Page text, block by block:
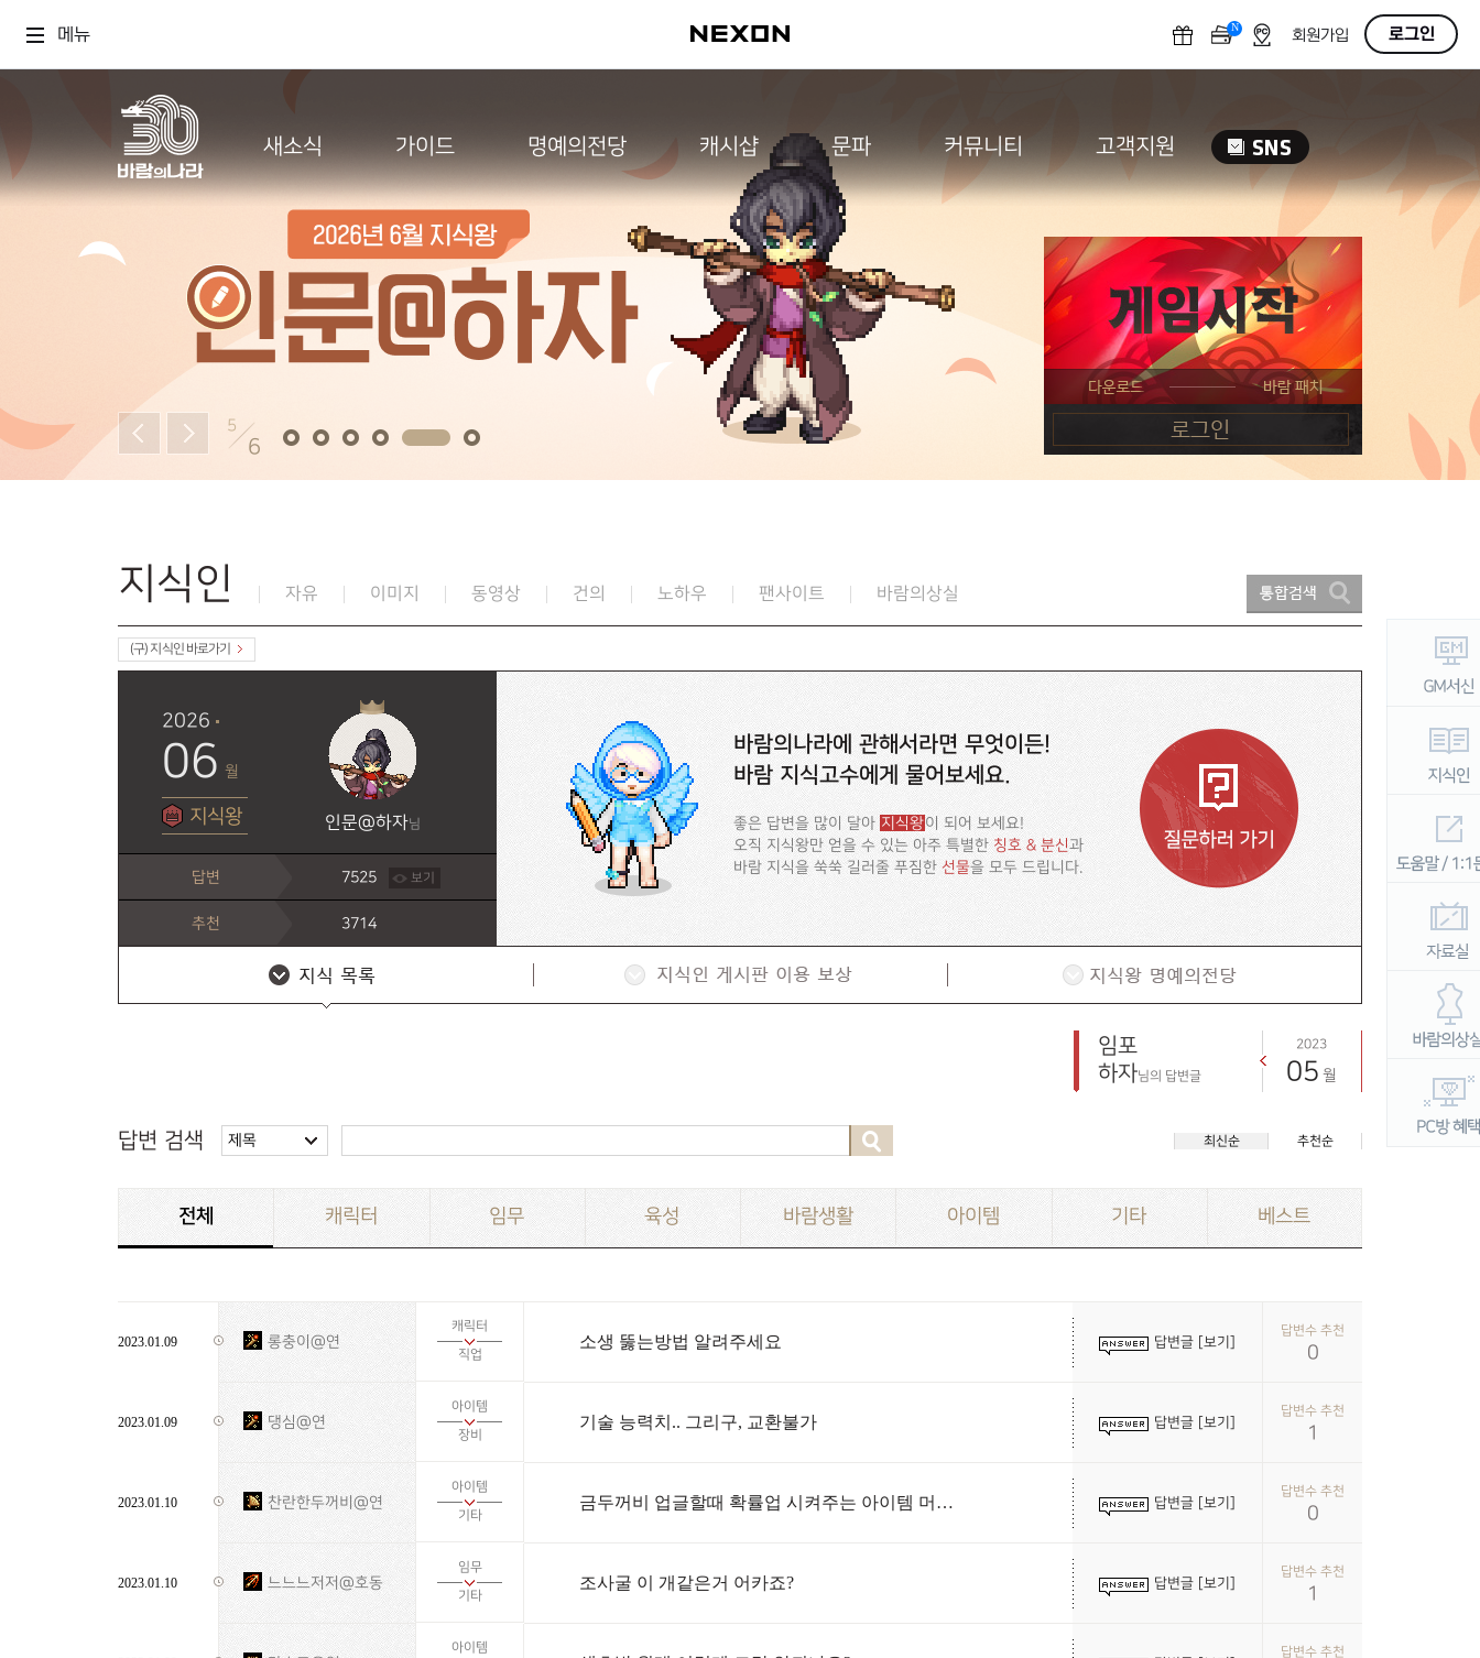
메뉴 N OFF회원가입 로그인
새소식 가이드 명예의전당 캐시샵 문파 커뮤니티 고객지원
5
6
지식인 자유 이미지 동영상 건의 노하우 팬사이트 바람의상실
(구) 지식인 바로가기
2026
06 월
지식왕 인문@하자님
답변 7525 보기
추천 3714
바람의나라에 관해서라면 무엇이든!
바람 지식고수에게 물어보세요.
좋은 답변을 많이 달아 지식왕이 되어 보세요!
오직 지식왕만 얻을 수 있는 아주 특별한칭호 & 분신과
바람 지식을 쑥쑥 길러줄 푸짐한선물을 모두 드립니다.
임포
하자님의 답변글
2023
05 월
답변 검색 제목 최신순 추천순
전체 캐릭터 임무 육성 바람생활 아이템 기타 베스트
2023.01.09 롱충이@연
캐릭터
직업
소생 뚫는방법 알려주세요 답변글 [보기]
답변수 추천
0
2023.01.09 댕심@연
아이템
장비
기술 능력치.. 그리구, 교환불가 답변글 [보기]
답변수 추천
1
2023.01.10 찬란한두꺼비@연
아이템
기타
금두꺼비 업글할때 확률업 시켜주는 아이템 머죠?? 답변글 [보기]
답변수 추천
0
2023.01.10 느느느저저@호동
임무
기타
조사굴 이 개같은거 어카죠? 답변글 [보기]
답변수 추천
1
아이템
답변수 추천